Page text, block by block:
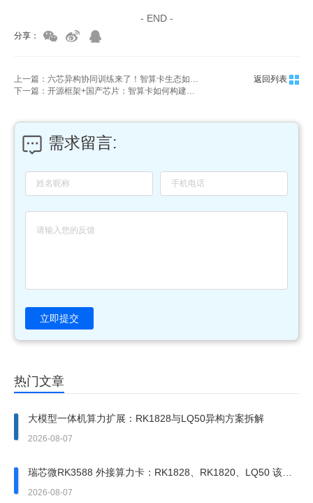
- END -
分享：
上一篇：六芯异构协同训练来了！智算卡生态如何打破"硬件强、软件弱"困局？
返回列表
下一篇：开源框架+国产芯片：智算卡如何构建自主可控的AI算力生态闭环？
需求留言:
立即提交
热门文章
大模型一体机算力扩展：RK1828与LQ50异构方案拆解
2026-08-07
瑞芯微RK3588 外接算力卡：RK1828、RK1820、LQ50 该上
哪一张？
2026-08-07